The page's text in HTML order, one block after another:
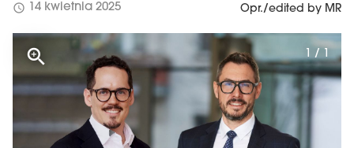
schedule 14 kwietnia 2025 Opr./edited by MR
1 / 1